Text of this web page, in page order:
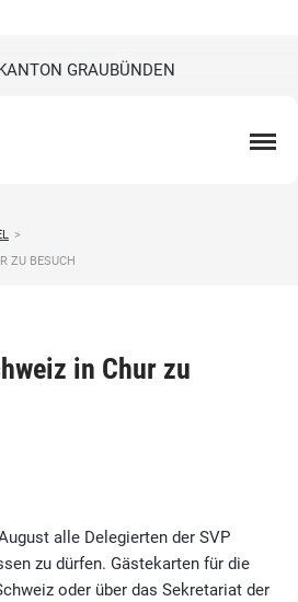
GRAUBÜNDEN
>
ZU BESUCH
in Chur zu
alle Delegierten der SVP
zu dürfen. Gästekarten für die
oder über das Sekretariat der